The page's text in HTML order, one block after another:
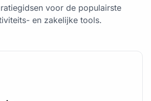
voor de populairste
en zakelijke tools.